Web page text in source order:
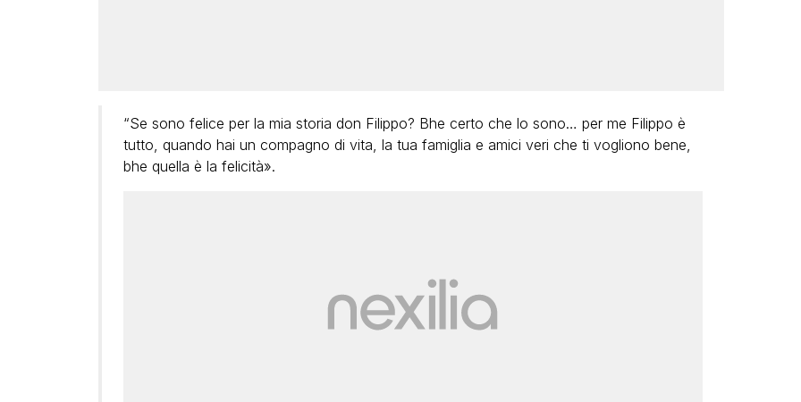
“Se sono felice per la mia storia don Filippo? Bhe certo che lo sono… per me Filippo è
tutto, quando hai un compagno di vita, la tua famiglia e amici veri che ti vogliono bene,
bhe quella è la felicità».